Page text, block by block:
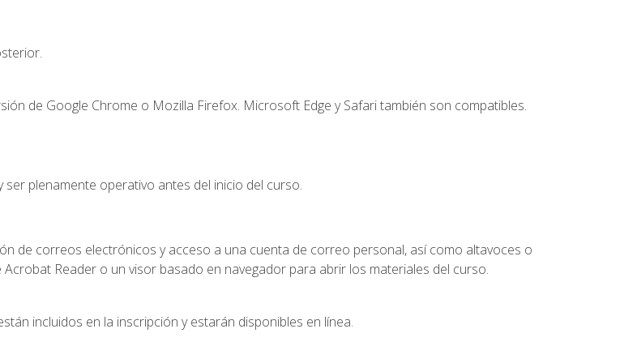
de Google Chrome o Mozilla Firefox. Microsoft Edge y Safari también son compatibles.
plenamente operativo antes del inicio del curso.
de correos electrónicos y acceso a una cuenta de correo personal, así como altavoces o
Reader o un visor basado en navegador para abrir los materiales del curso.
incluidos en la inscripción y estarán disponibles en línea.